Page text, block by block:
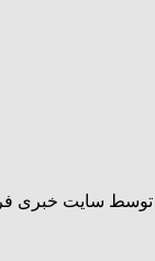
سایت خبری